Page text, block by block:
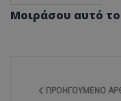
Μοιράσου αυτό
ΠΡΟΗΓΟΎΜΕΝΟ